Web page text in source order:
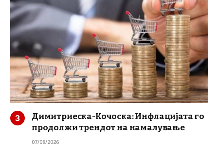
Димитриеска-Кочоска: Инфлацијата го
продолжи трендот на намалување
07/08/2026